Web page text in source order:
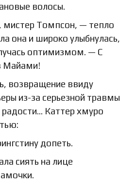
волосы.
мистер Томпсон, — тепло
она и широко улыбнулась,
оптимизмом. — С
Майами!
возвращение ввиду
из-за серьезной травмы
Каттер хмуро
допеть.
сиять на лице